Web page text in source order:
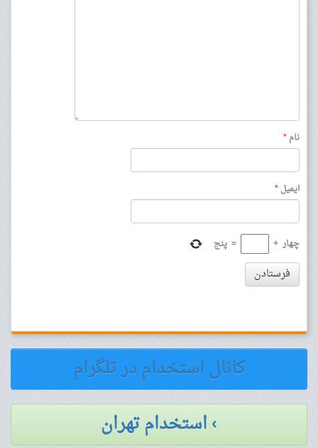
نام*
ایمیل*
چهار +
= پنج
فرستادن
کانال استخدام در تلگرام
› استخدام تهران